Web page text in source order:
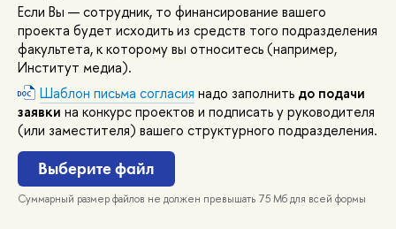
Если Вы — сотрудник, то финансирование вашего
проекта будет исходить из средств того подразделения
факультета, к которому вы относитесь (например,
Институт медиа).
Шаблон письма согласия надо заполнить до подачи
заявки на конкурс проектов и подписать у руководителя
(или заместителя) вашего структурного подразделения.
ыберите файл
Суммарный размер файлов не должен превышать 75 Мб для всей формы